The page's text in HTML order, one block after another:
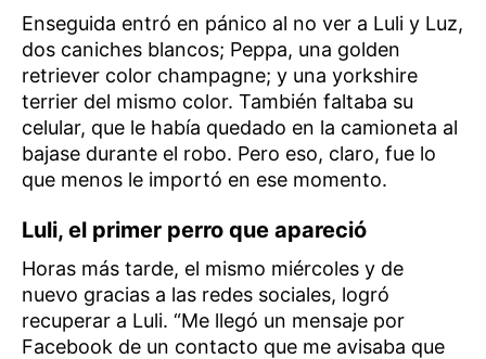
Enseguida entró en pánico al no ver a Luli y Luz,
dos caniches blancos; Peppa, una golden
retriever color champagne; y una yorkshire
terrier del mismo color. También faltaba su
celular, que le había quedado en la camioneta al
bajase durante el robo. Pero eso, claro, fue lo
que menos le importó en ese momento.
Luli, el primer perro que apareció
Horas más tarde, el mismo miércoles y de
nuevo gracias a las redes sociales, logró
recuperar a Luli. “Me llegó un mensaje por
Facebook de un contacto que me avisaba que